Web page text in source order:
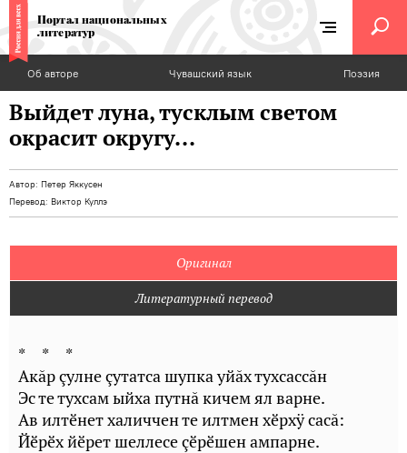
Портал национальных
литератур
Об авторе Чувашский язык Поэзия
Выйдет луна, тусклым светом
окрасит округу...
Автор: Петер Яккусен
Перевод: Виктор Куллэ
Оригинал
Литературный перевод
* * *
Акăр çулне çутатса шупка уйăх тухсассăн
Эс те тухсам ыйха путнă кичем ял варне.
Ав илтӗнет халиччен те илтмен хӗрхÿ сасă:
Йӗрӗх йӗрет шеллесе çӗрӗшен ампарне.